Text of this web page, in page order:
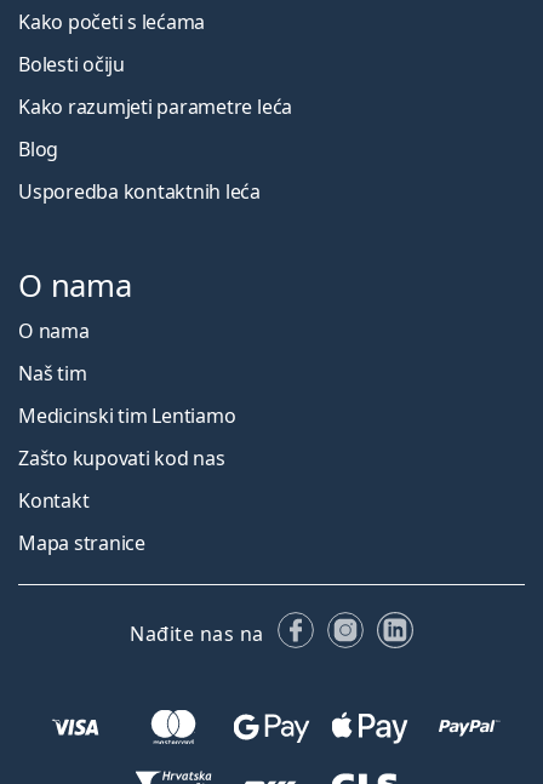
Kako početi s lećama
Bolesti očiju
Kako razumjeti parametre leća
Blog
Usporedba kontaktnih leća
O nama
O nama
Naš tim
Medicinski tim Lentiamo
Zašto kupovati kod nas
Kontakt
Mapa stranice
Nađite nas na FacebookuInstagramu
LinkedIn